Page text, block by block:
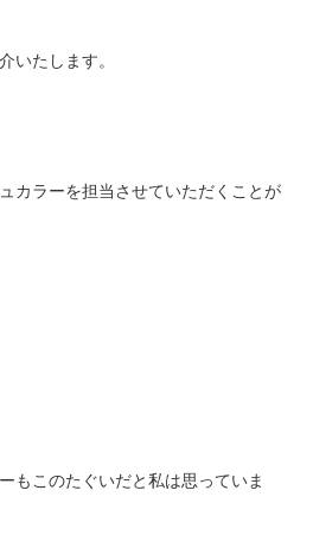
いたします。
カラーを担当させていただくことが
もこのたぐいだと私は思っていま